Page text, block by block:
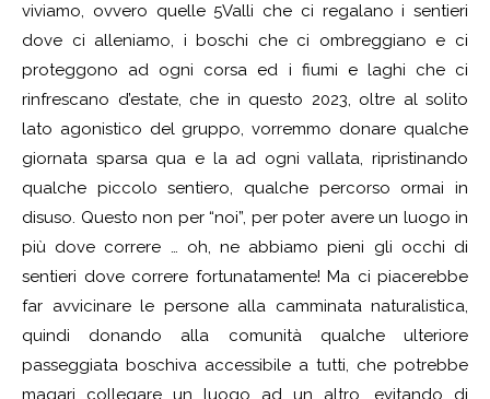
viviamo, ovvero quelle 5Valli che ci regalano i sentieri
dove ci alleniamo, i boschi che ci ombreggiano e ci
proteggono ad ogni corsa ed i fiumi e laghi che ci
rinfrescano d’estate, che in questo 2023, oltre al solito
lato agonistico del gruppo, vorremmo donare qualche
giornata sparsa qua e la ad ogni vallata, ripristinando
qualche piccolo sentiero, qualche percorso ormai in
disuso. Questo non per “noi”, per poter avere un luogo in
più dove correre … oh, ne abbiamo pieni gli occhi di
sentieri dove correre fortunatamente! Ma ci piacerebbe
far avvicinare le persone alla camminata naturalistica,
quindi donando alla comunità qualche ulteriore
passeggiata boschiva accessibile a tutti, che potrebbe
magari collegare un luogo ad un altro, evitando di